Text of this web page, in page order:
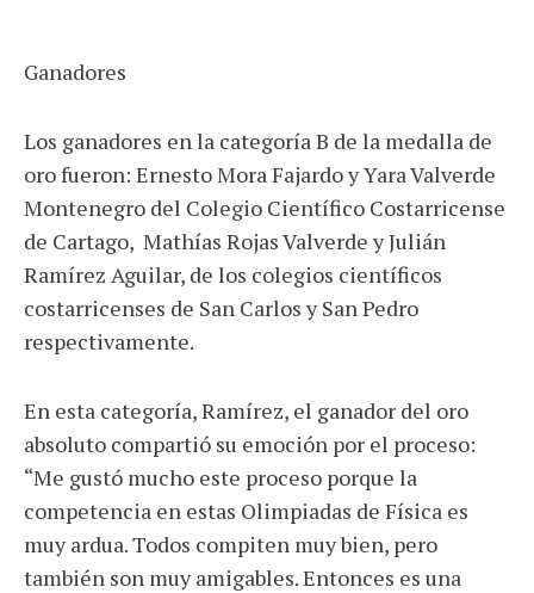
Ganadores
Los ganadores en la categoría B de la medalla de
oro fueron: Ernesto Mora Fajardo y Yara Valverde
Montenegro del Colegio Científico Costarricense
de Cartago, Mathías Rojas Valverde y Julián
Ramírez Aguilar, de los colegios científicos
costarricenses de San Carlos y San Pedro
respectivamente.
En esta categoría, Ramírez, el ganador del oro
absoluto compartió su emoción por el proceso:
“Me gustó mucho este proceso porque la
competencia en estas Olimpiadas de Física es
muy ardua. Todos compiten muy bien, pero
también son muy amigables. Entonces es una